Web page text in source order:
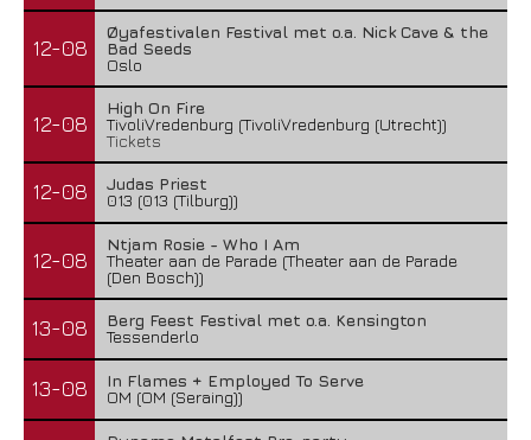
12-08
Øyafestivalen Festival met o.a. Nick Cave & the
Bad Seeds
Oslo
12-08
High On Fire
TivoliVredenburg (TivoliVredenburg (Utrecht))
Tickets
12-08
Judas Priest
013 (013 (Tilburg))
12-08
Ntjam Rosie - Who I Am
Theater aan de Parade (Theater aan de Parade
(Den Bosch))
13-08
Berg Feest Festival met o.a. Kensington
Tessenderlo
13-08
In Flames + Employed To Serve
OM (OM (Seraing))